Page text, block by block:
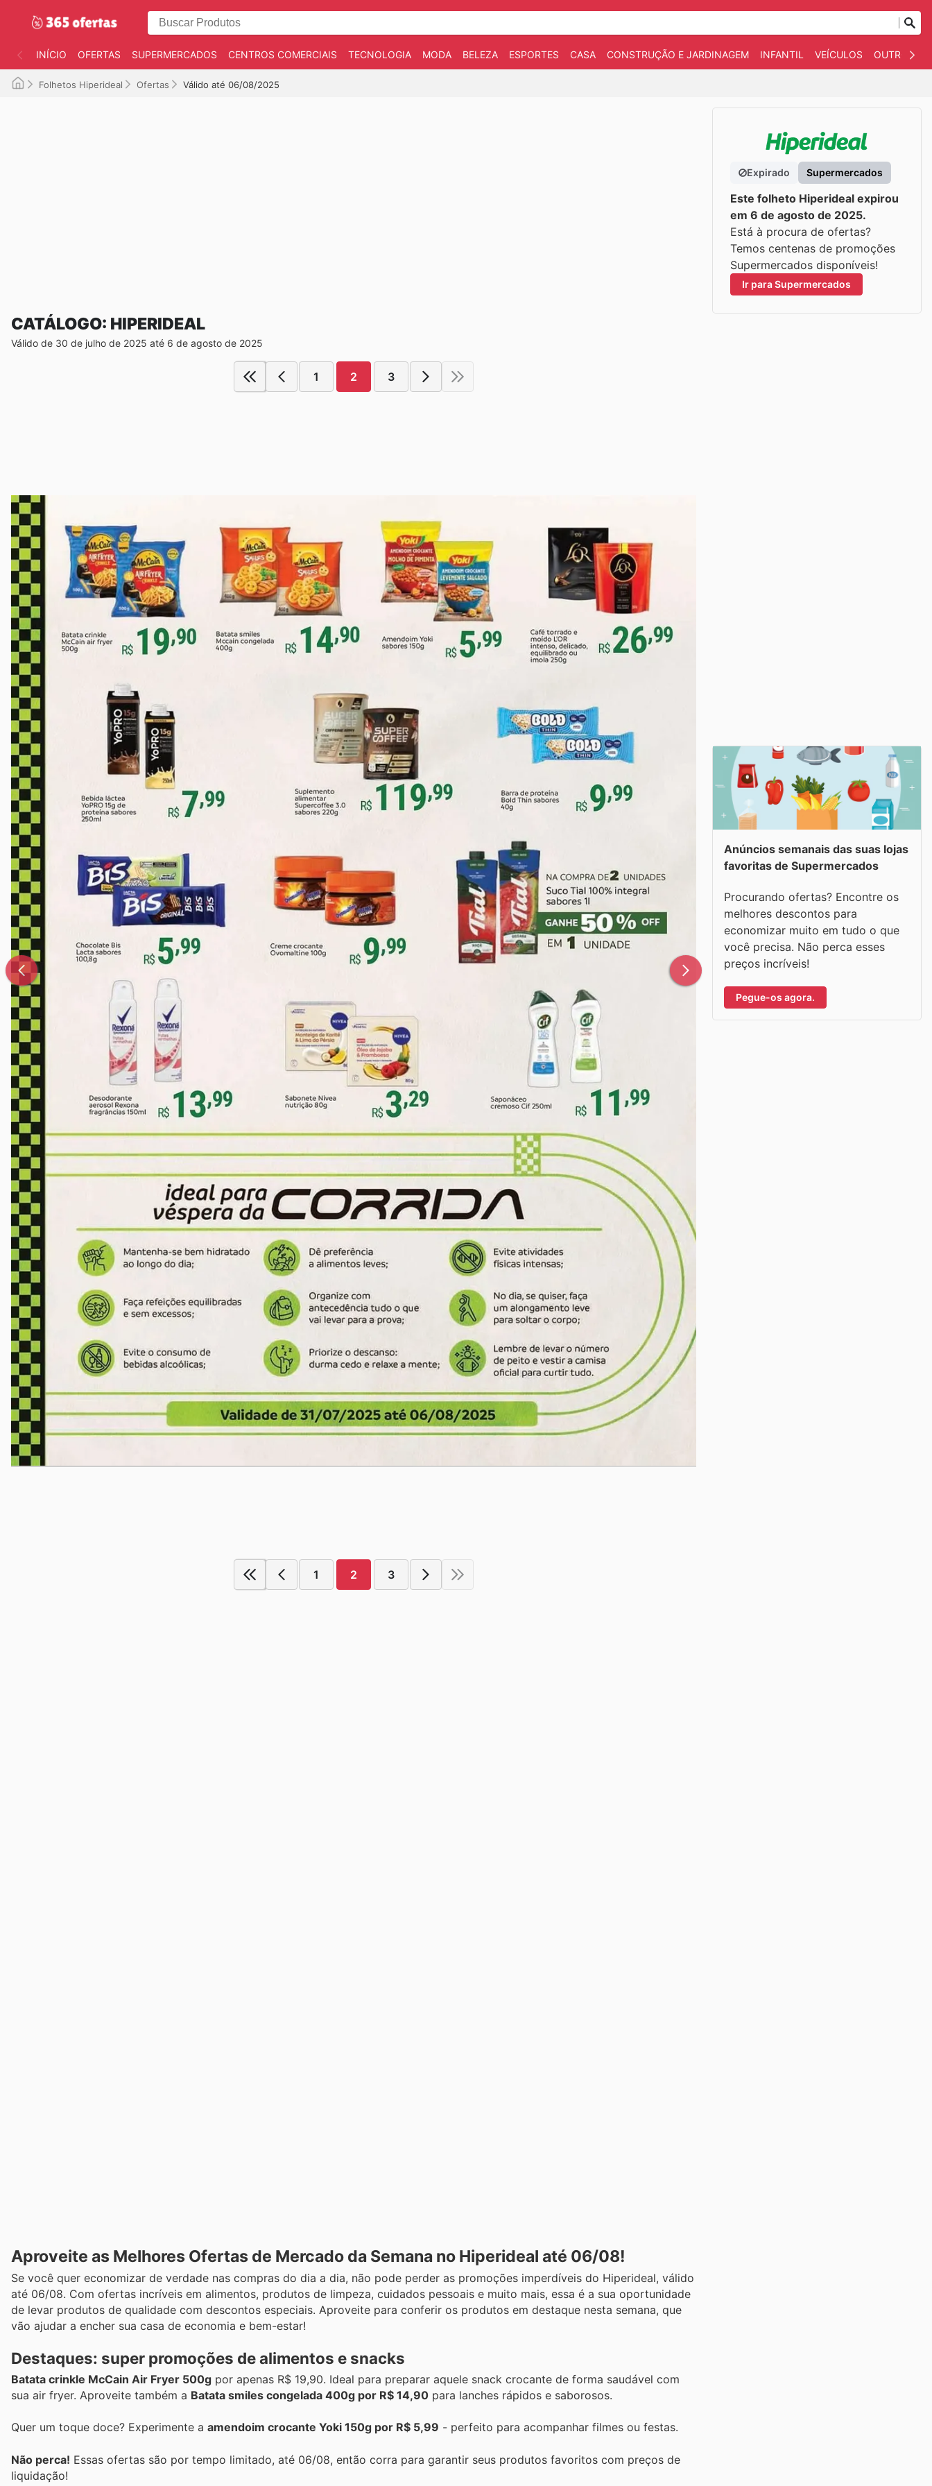
INÍCIO OFERTAS SUPERMERCADOS CENTROS COMERCIAIS TECNOLOGIA MODA BELEZA ESPORTES CASA CONSTRUÇÃO E JARDINAGEM INFANTIL VEÍCULOS OUTROS
Folhetos Hiperideal Ofertas Válido até 06/08/2025
CATÁLOGO: HIPERIDEAL
Válido de 30 de julho de 2025 até 6 de agosto de 2025
1 2 3
1 2 3
Aproveite as Melhores Ofertas de Mercado da Semana no Hiperideal até 06/08!
Se você quer economizar de verdade nas compras do dia a dia, não pode perder as promoções imperdíveis do Hiperideal, válido
até 06/08. Com ofertas incríveis em alimentos, produtos de limpeza, cuidados pessoais e muito mais, essa é a sua oportunidade
de levar produtos de qualidade com descontos especiais. Aproveite para conferir os produtos em destaque nesta semana, que
vão ajudar a encher sua casa de economia e bem-estar!
Destaques: super promoções de alimentos e snacks
Batata crinkle McCain Air Fryer 500g por apenas R$ 19,90. Ideal para preparar aquele snack crocante de forma saudável com
sua air fryer. Aproveite também a Batata smiles congelada 400g por R$ 14,90 para lanches rápidos e saborosos.
Quer um toque doce? Experimente a amendoim crocante Yoki 150g por R$ 5,99 - perfeito para acompanhar filmes ou festas.
Não perca! Essas ofertas são por tempo limitado, até 06/08, então corra para garantir seus produtos favoritos com preços de
liquidação!
Expirado Supermercados
Este folheto Hiperideal expirou
em 6 de agosto de 2025.
Está à procura de ofertas?
Temos centenas de promoções
Supermercados disponíveis!
Ir para Supermercados
Anúncios semanais das suas lojas
favoritas de Supermercados
Procurando ofertas? Encontre os
melhores descontos para
economizar muito em tudo o que
você precisa. Não perca esses
preços incríveis!
Pegue-os agora.